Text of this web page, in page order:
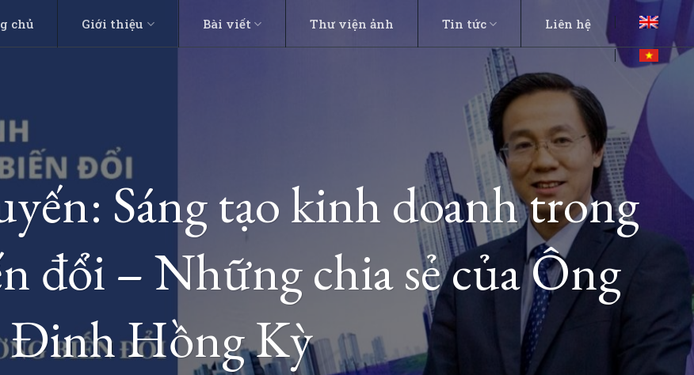
chủ Giới thiệu Bài viết Thư viện ảnh Tin tức Liên hệ
Sáng tạo kinh doanh trong
đổi – Những chia sẻ của Ông
Đinh Hồng Kỳ